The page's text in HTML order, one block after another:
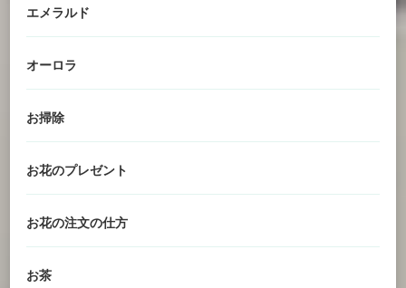
エメラルド
オーロラ
お掃除
お花のプレゼント
お花の注文の仕方
お茶